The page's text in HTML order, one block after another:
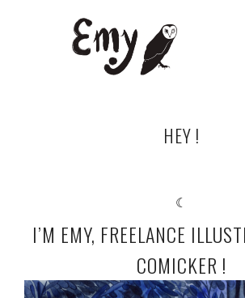
HEY !
☾
I’M EMY, FREELANCE
COMICKER !